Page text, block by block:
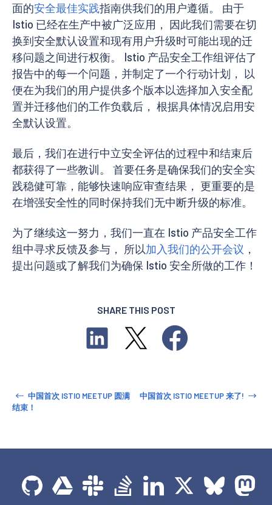
面的安全最佳实践指南供我们的用户遵循。 由于
Istio 已经在生产中被广泛应用， 因此我们需要在切
换到安全默认设置和现有用户升级时可能出现的迁
移问题之间进行权衡。 Istio 产品安全工作组评估了
报告中的每一个问题，并制定了一个行动计划， 以
便在为我们的用户提供多个版本以选择加入安全配
置并迁移他们的工作负载后， 根据具体情况启用安
全默认设置。
最后，我们在进行中立安全评估的过程中和结束后
都获得了一些教训。 首要任务是确保我们的安全实
践稳健可靠，能够快速响应审查结果， 更重要的是
在增强安全性的同时保持我们无中断升级的标准。
为了继续这一努力，我们一直在 Istio 产品安全工作
组中寻求反馈及参与， 所以加入我们的公开会议 ，
提出问题或了解我们为确保 Istio 安全所做的工作！
SHARE THIS POST
中国首次 ISTIO MEETUP 圆满
结束！
中国首次 ISTIO MEETUP 来了!